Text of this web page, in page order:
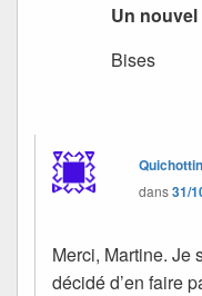
Un
Bises
dans31/
Merci, Martine. Je
décidé d’en faire